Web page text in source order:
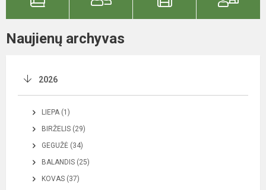
Naujienų archyvas
2026
LIEPA (1)
BIRŽELIS (29)
GEGUŽĖ (34)
BALANDIS (25)
KOVAS (37)